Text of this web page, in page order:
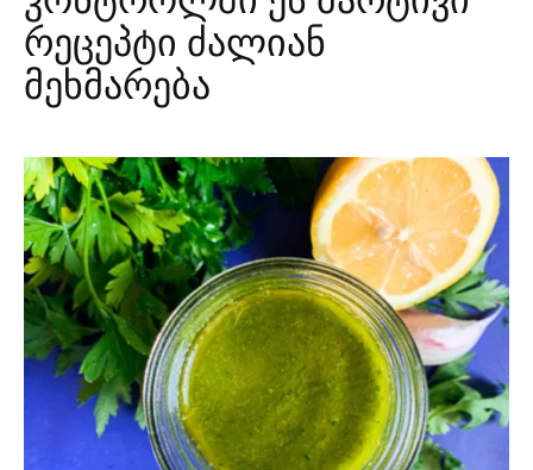
რეცეპტი ძალიან
მეხმარება